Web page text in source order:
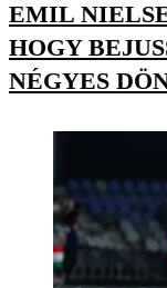
EMIL
HOGY
NÉGYES